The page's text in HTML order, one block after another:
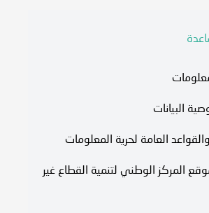
البيانات
والقواعد العامة لحرية المعلومات
المركز الوطني لتنمية القطاع غير